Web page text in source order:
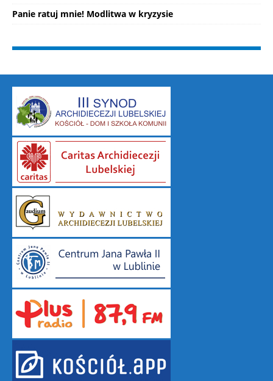
Panie ratuj mnie! Modlitwa w kryzysie